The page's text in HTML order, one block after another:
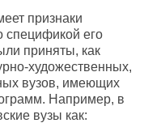
признаки
спецификой его
приняты, как
художественных,
вузов, имеющих
Например, в
вузы как: